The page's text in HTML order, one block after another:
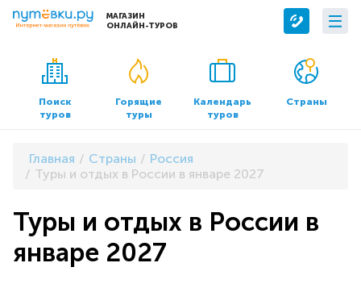
МАГАЗИН
ОНЛАЙН-ТУРОВ
Сервисы
Бронирование отелей
Трансфер
О компании
О нас
Контакты
Документы и реквизиты
Поиск
туров
Горящие
туры
Календарь
туров
Страны
Главная Страны
Россия
Туры и отдых в России в январе 2027
Туры и отдых в России в
январе 2027